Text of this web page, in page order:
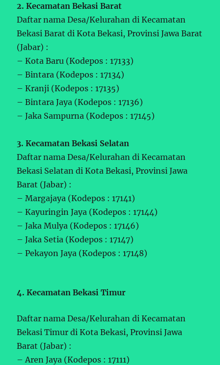
2. Kecamatan Bekasi Barat
Daftar nama Desa/Kelurahan di Kecamatan
Bekasi Barat di Kota Bekasi, Provinsi Jawa Barat
(Jabar) :
– Kota Baru (Kodepos : 17133)
– Bintara (Kodepos : 17134)
– Kranji (Kodepos : 17135)
– Bintara Jaya (Kodepos : 17136)
– Jaka Sampurna (Kodepos : 17145)
3. Kecamatan Bekasi Selatan
Daftar nama Desa/Kelurahan di Kecamatan
Bekasi Selatan di Kota Bekasi, Provinsi Jawa
Barat (Jabar) :
– Margajaya (Kodepos : 17141)
– Kayuringin Jaya (Kodepos : 17144)
– Jaka Mulya (Kodepos : 17146)
– Jaka Setia (Kodepos : 17147)
– Pekayon Jaya (Kodepos : 17148)
4. Kecamatan Bekasi Timur
Daftar nama Desa/Kelurahan di Kecamatan
Bekasi Timur di Kota Bekasi, Provinsi Jawa
Barat (Jabar) :
– Aren Jaya (Kodepos : 17111)